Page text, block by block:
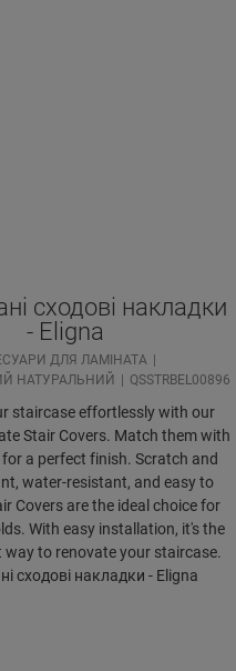
сходові накладки
- Eligna
ДЛЯ ЛАМІНАТА
НАТУРАЛЬНИЙ
QSSTRBEL00896
staircase effortlessly with our
Stair Covers. Match them with
a perfect finish. Scratch and
water-resistant, and easy to
Covers are the ideal choice for
With easy installation, it's the
to renovate your staircase.
сходові накладки - Eligna